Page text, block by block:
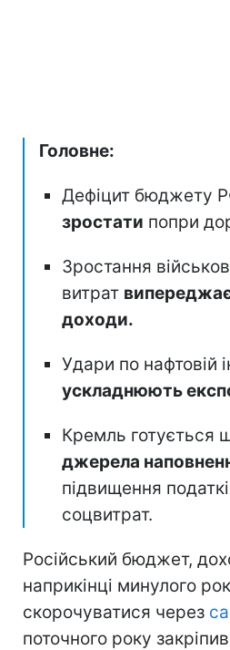
Головне:
Дефіцит бюджету
зростати попри
Зростання
витрат
доходи.
Удари по нафтовій
ускладнюють
Кремль готується
джерела
підвищення
соцвитрат.
Російський бюджет,
наприкінці минулого
скорочуватися через
поточного року